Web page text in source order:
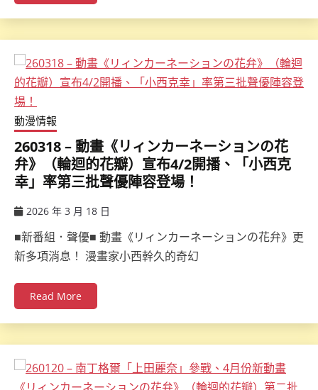
動漫情報
260318 – 動畫《リィンカーネーションの花
弁》（輪迴的花瓣）宣布4/2開播、「小西克
幸」率第三批聲優陣容登場！
2026 年 3 月 18 日
■新番組．聲優■ 動畫《リィンカーネーションの花弁》更
新多項消息！ 漫畫家小西幹久的奇幻
Read More